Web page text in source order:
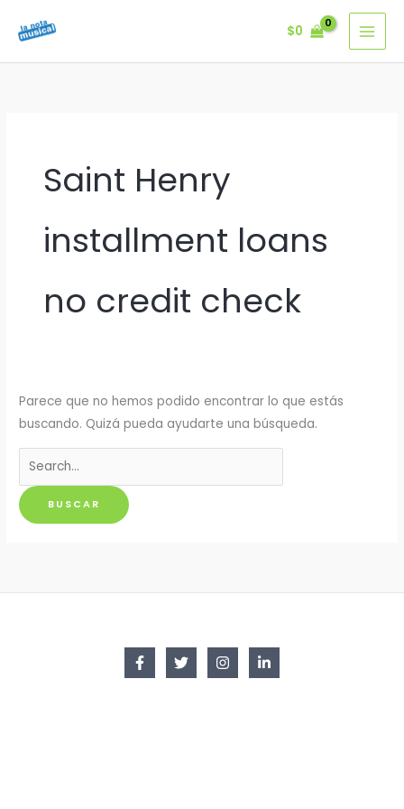
$0
Saint Henry
installment loans
no credit check
Parece que no hemos podido encontrar lo que estás
buscando. Quizá pueda ayudarte una búsqueda.
Buscar
por: